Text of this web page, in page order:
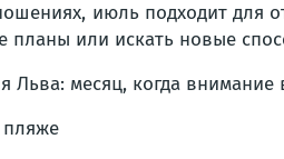
июль подходит для
планы или искать новые
пляже